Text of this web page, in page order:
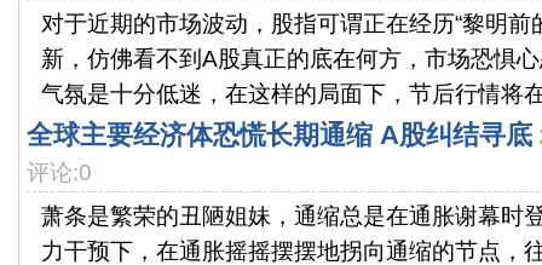
对于近期的市场波动，股指可谓正在经历“黎明前
新，仿佛看不到A股真正的底在何方，市场恐惧
气氛是十分低迷，在这样的局面下，节后行情将
全球主要经济体恐慌长期通缩 A股纠结寻底
评论:0
萧条是繁荣的丑陋姐妹，通缩总是在通胀谢幕时
力干预下，在通胀摇摇摆摆地拐向通缩的节点，